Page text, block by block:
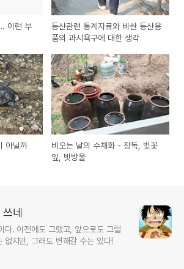
… 이런 부
등산관련 통계자료와 비싼 등산용
품의 과시욕구에 대한 생각
아닐까
비오는 날의 수채화 - 장독, 벚꽃
잎, 빗방울
네
다. 이전에도 그랬고, 앞으로도 그럴
없지만, 그래도 변해갈 수는 있다!